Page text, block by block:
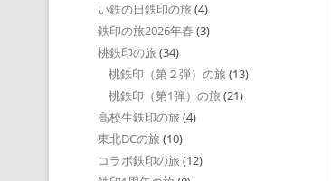
い鉄の日鉄印の旅 (4)
鉄印の旅2026年春 (3)
桃鉄印の旅 (34)
桃鉄印（第２弾）の旅 (13)
桃鉄印（第1弾）の旅 (21)
高校生鉄印の旅 (4)
東北DCの旅 (10)
コラボ鉄印の旅 (12)